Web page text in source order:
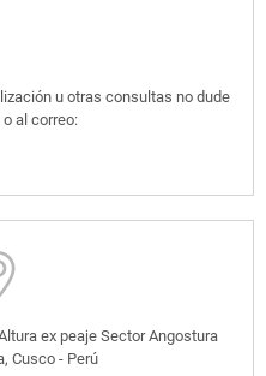
u otras consultas no dude
o al correo:
ex peaje Sector Angostura
Cusco - Perú